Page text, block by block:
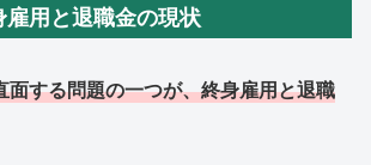
用と退職金の現状
面する問題の一つが、終身雇用と退職